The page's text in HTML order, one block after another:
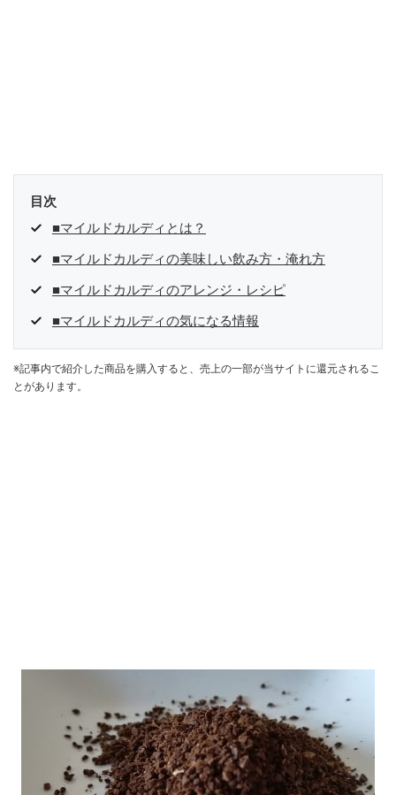
目次
■マイルドカルディとは？
■マイルドカルディの美味しい飲み方・淹れ方
■マイルドカルディのアレンジ・レシピ
■マイルドカルディの気になる情報
※記事内で紹介した商品を購入すると、売上の一部が当サイトに還元されるこ
とがあります。